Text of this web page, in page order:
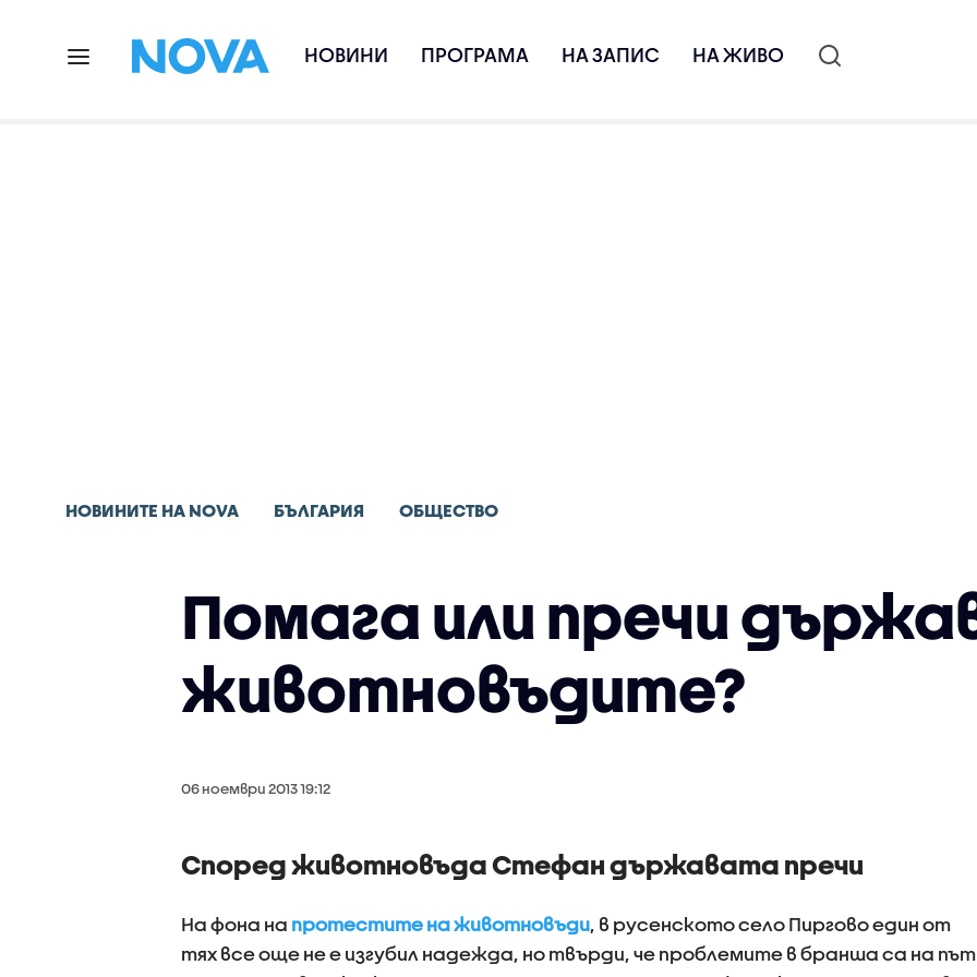
НОВИНИ ПРОГРАМА НА ЗАПИС НА ЖИВО
НОВИНИТЕ НА NOVA БЪЛГАРИЯ ОБЩЕСТВО
Помага или пречи
животновъдите?
06 ноември 2013 19:12
Според животновъда Стефан държавата пречи
На фона на протестите на животновъди, в русенското село Пиргово един от
тях все още не е изгубил надежда, но твърди, че проблемите в бранша са на път